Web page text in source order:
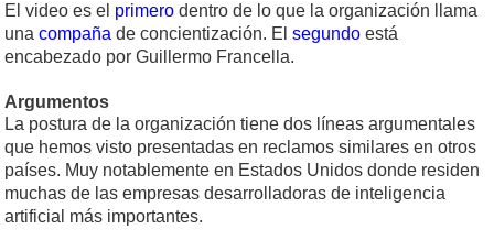
El video es el primero dentro de lo que la organización llama
una compaña de concientización. El segundo está
encabezado por Guillermo Francella.
Argumentos
La postura de la organización tiene dos líneas argumentales
que hemos visto presentadas en reclamos similares en otros
países. Muy notablemente en Estados Unidos donde residen
muchas de las empresas desarrolladoras de inteligencia
artificial más importantes.